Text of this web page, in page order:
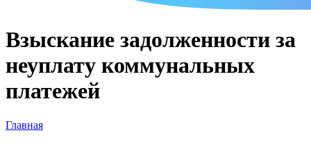
Взыскание задолженности за
неуплату коммунальных
платежей
Главная